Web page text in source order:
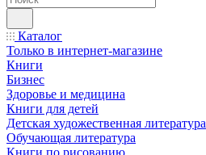
Каталог
Только в интернет-магазине
Книги
Бизнес
Здоровье и медицина
Книги для детей
Детская художественная литература
Обучающая литература
Книги по рисованию